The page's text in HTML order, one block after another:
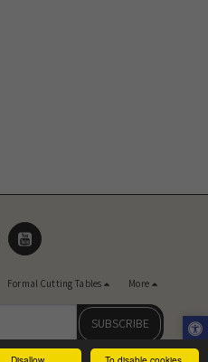
Formal Cutting Tables More
SUBSCRIBE